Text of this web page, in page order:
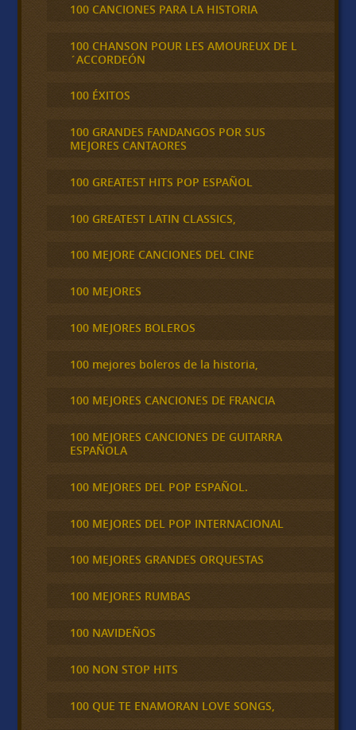
100 CANCIONES PARA LA HISTORIA
100 CHANSON POUR LES AMOUREUX DE L
´ACCORDEÓN
100 ÉXITOS
100 GRANDES FANDANGOS POR SUS
MEJORES CANTAORES
100 GREATEST HITS POP ESPAÑOL
100 GREATEST LATIN CLASSICS,
100 MEJORE CANCIONES DEL CINE
100 MEJORES
100 MEJORES BOLEROS
100 mejores boleros de la historia,
100 MEJORES CANCIONES DE FRANCIA
100 MEJORES CANCIONES DE GUITARRA
ESPAÑOLA
100 MEJORES DEL POP ESPAÑOL.
100 MEJORES DEL POP INTERNACIONAL
100 MEJORES GRANDES ORQUESTAS
100 MEJORES RUMBAS
100 NAVIDEÑOS
100 NON STOP HITS
100 QUE TE ENAMORAN LOVE SONGS,